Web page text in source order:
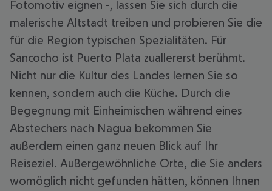
Fotomotiv eignen -, lassen Sie sich durch die
malerische Altstadt treiben und probieren Sie die
für die Region typischen Spezialitäten. Für
Sancocho ist Puerto Plata zuallererst berühmt.
Nicht nur die Kultur des Landes lernen Sie so
kennen, sondern auch die Küche. Durch die
Begegnung mit Einheimischen während eines
Abstechers nach Nagua bekommen Sie
außerdem einen ganz neuen Blick auf Ihr
Reiseziel. Außergewöhnliche Orte, die Sie anders
womöglich nicht gefunden hätten, können Ihnen